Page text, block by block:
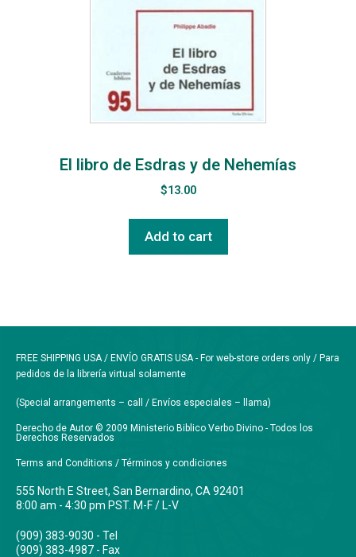
El libro de Esdras y de Nehemías
$13.00
Add to cart
FREE SHIPPING USA / ENVÍO GRATIS USA - For web-store orders only / Para
pedidos de la librería virtual solamente
(Special arrangements – call / Envíos especiales – llama)
Derecho de Autor © 2009 Ministerio Biblico Verbo Divino - Todos los
Derechos Reservados
Terms and Conditions / Términos y condiciones
555 North E Street, San Bernardino, CA 92401
8:00 am - 4:30 pm PST. M-F / L-V
(909) 383-9030 - Tel
(909) 383-4987 - Fax